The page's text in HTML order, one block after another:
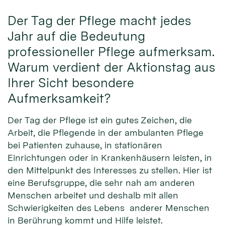
Der Tag der Pflege macht jedes
Jahr auf die Bedeutung
professioneller Pflege aufmerksam.
Warum verdient der Aktionstag aus
Ihrer Sicht besondere
Aufmerksamkeit?
Der Tag der Pflege ist ein gutes Zeichen, die
Arbeit, die Pflegende in der ambulanten Pflege
bei Patienten zuhause, in stationären
Einrichtungen oder in Krankenhäusern leisten, in
den Mittelpunkt des Interesses zu stellen. Hier ist
eine Berufsgruppe, die sehr nah am anderen
Menschen arbeitet und deshalb mit allen
Schwierigkeiten des Lebens anderer Menschen
in Berührung kommt und Hilfe leistet.